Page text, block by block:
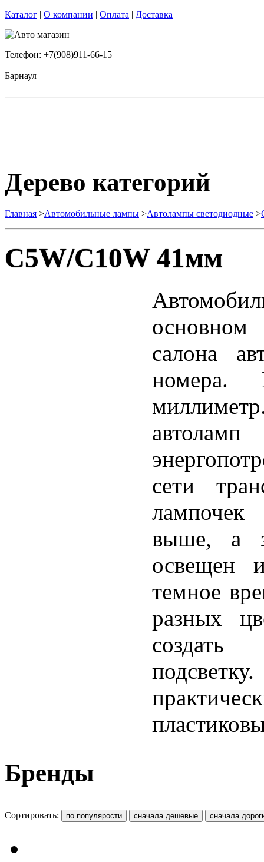
Каталог | О компании | Оплата | Доставка
Телефон: +7(908)911-66-15
Барнаул
Дерево категорий
Главная >Автомобильные лампы >Автолампы светодиодные >
C5W/C10W 41мм
основном
салона
номера.
сети
лампочек
выше, а
освещен
темное
разных
Бренды
Сортировать: